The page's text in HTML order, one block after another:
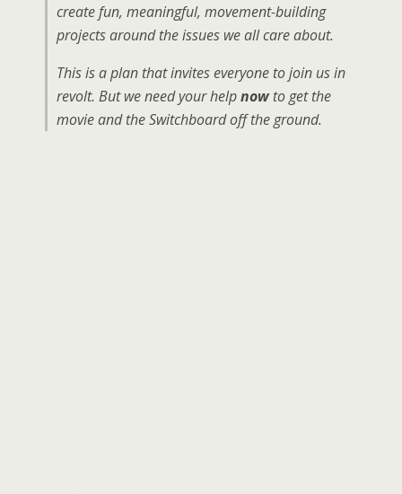
create fun, meaningful, movement-building
projects around the issues we all care about.
This is a plan that invites everyone to join us in
revolt. But we need your helpnowto get the
movie and the Switchboard off the ground.